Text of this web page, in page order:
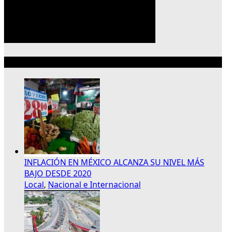
INFLACIÓN EN MÉXICO ALCANZA SU NIVEL MÁS
BAJO DESDE 2020
Local, Nacional e Internacional